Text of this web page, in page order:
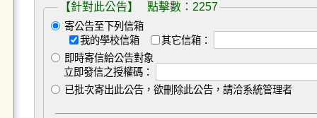
【針對此公告】 點擊數：2257
寄公告至下列信箱
我的學校信箱
其它信箱：
即時寄信給公告對象
立即發信之授權碼：
已批次寄出此公告，欲刪除此公告，請洽系統管理者